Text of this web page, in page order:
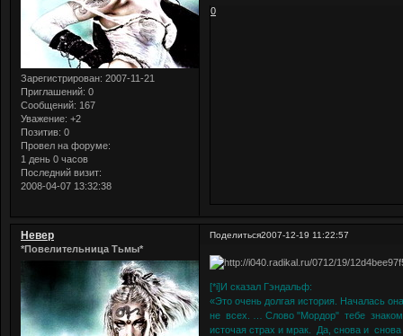
Зарегистрирован: 2007-11-21
Приглашений: 0
Сообщений: 167
Уважение: +2
Позитив: 0
Провел на форуме:
1 день 0 часов
Последний визит:
2008-04-07 13:32:38
0
Поделиться2007-12-19 11:22:57
Невер
*Повелительница Тьмы*
[*i]И сказал Гэндальф:
«Это очень долгая история. Началась
не всех. … Слово "Мордор" тебе
источая страх и мрак. Да, снова и